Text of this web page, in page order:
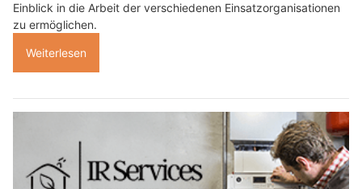
Einblick in die Arbeit der verschiedenen Einsatzorganisationen
zu ermöglichen.
Weiterlesen